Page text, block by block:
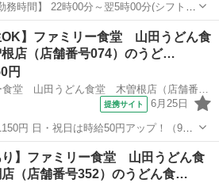
】 ◆すき
集◆ 【お仕事内容】 ◎接客 ◎調理 ◎販売 ◎金銭管...
ン
OK】ファミリー食堂 山田うどん食
店（店舗番号074）のうど…
円
提携サイト 6月25日
田うどん食堂 木曽根店 （埼玉県八潮
、パート ■未経験歓迎、高校生OK、昇
ン
り】ファミリー食堂 山田うどん食
（店舗番号352）のうどん食…